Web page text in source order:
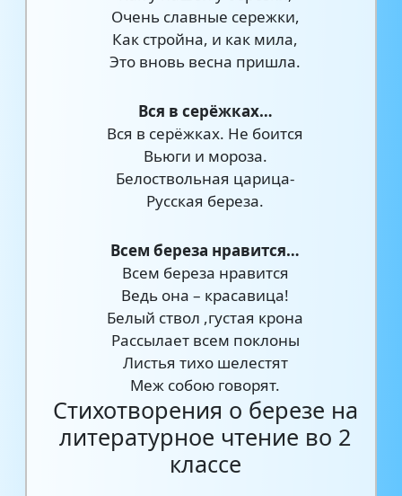
Очень славные сережки,
Как стройна, и как мила,
Это вновь весна пришла.
Вся в серёжках…
Вся в серёжках. Не боится
Вьюги и мороза.
Белоствольная царица-
Русская береза.
Всем береза нравится…
Всем береза нравится
Ведь она – красавица!
Белый ствол ,густая крона
Рассылает всем поклоны
Листья тихо шелестят
Меж собою говорят.
Стихотворения о березе на
литературное чтение во 2
классе